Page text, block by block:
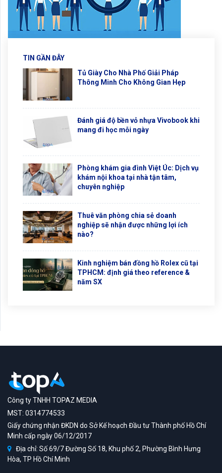
TIN GẦN ĐÂY
Tủ Giày Cho Nhà Phố Giải Pháp
Thông Minh Cho Không Gian Hẹp
Đánh giá độ bền vỏ nhựa Vivobook khi
mang đi học mỗi ngày
Phòng khám gia đình Việt Úc: Dịch vụ
khám nội khoa tại nhà tận tâm,
chuyên nghiệp
Thuê văn phòng chia sẻ doanh
nghiệp sẽ nhận được những lợi ích
nào?
Kinh nghiệm bán đồng hồ Rolex cũ tại
TPHCM: định giá theo reference &
năm SX
Công ty TNHH TOPAZ MEDIA
MST: 0314774533
Giấy chứng nhận ĐKDN do Sở Kế hoạch Đầu tư Thành phố Hồ Chí
Minh cấp ngày 06/12/2017
Địa chỉ: Số 69/7 Đường Số 18, Khu phố 2, Phường Bình Hưng
Hòa, TP Hồ Chí Minh